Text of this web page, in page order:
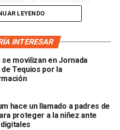
sospechosas por
coronavirus en el país,207
crítico e intubados,
estado grave y 523 están
estable.
LEYENDO
INTERESAR
movilizan en Jornada
de Tequios por la
hace un llamado a padres de
proteger a la niñez ante